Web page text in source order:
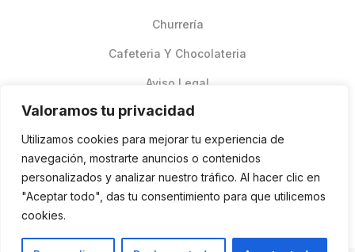
Valoramos tu privacidad
Utilizamos cookies para mejorar tu experiencia de
navegación, mostrarte anuncios o contenidos
personalizados y analizar nuestro tráfico. Al hacer clic en
"Aceptar todo", das tu consentimiento para que utilicemos
cookies.
Churrería
Cafeteria Y Chocolateria
Aviso Legal
Pedidos Online Glovo
Contacto